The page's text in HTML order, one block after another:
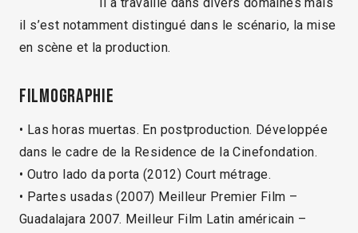
Il a travaillé dans divers domaines mais
il s’est notamment distingué dans le scénario, la mise
en scène et la production.
Filmographie
• Las horas muertas. En postproduction. Développée
dans le cadre de la Residence de la Cinefondation.
• Outro lado da porta (2012) Court métrage.
• Partes usadas (2007) Meilleur Premier Film –
Guadalajara 2007. Meilleur Film Latin américain –